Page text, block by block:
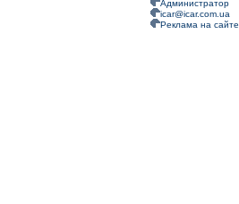
Администратор
icar@icar.com.ua
Реклама на сайте